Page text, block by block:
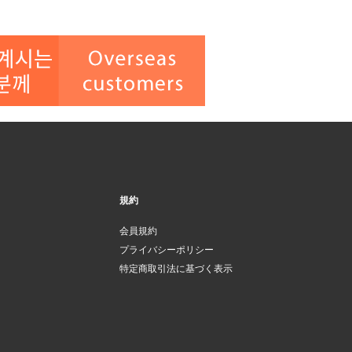
規約
会員規約
プライバシーポリシー
特定商取引法に基づく表示